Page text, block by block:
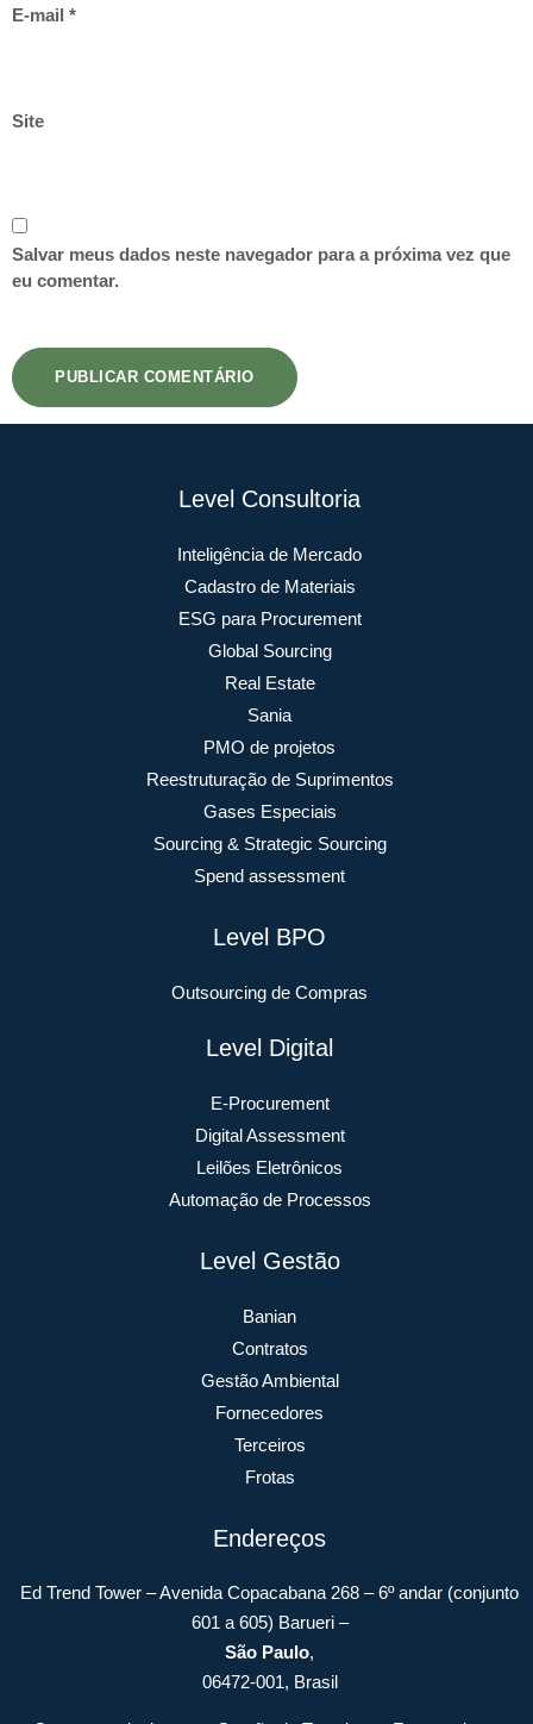
E-mail *
Site
Salvar meus dados neste navegador para a próxima vez que
eu comentar.
Level Consultoria
Inteligência de Mercado
Cadastro de Materiais
ESG para Procurement
Global Sourcing
Real Estate
Sania
PMO de projetos
Reestruturação de Suprimentos
Gases Especiais
Sourcing & Strategic Sourcing
Spend assessment
Level BPO
Outsourcing de Compras
Level Digital
E-Procurement
Digital Assessment
Leilões Eletrônicos
Automação de Processos
Level Gestão
Banian
Contratos
Gestão Ambiental
Fornecedores
Terceiros
Frotas
Endereços
Ed Trend Tower – Avenida Copacabana 268 – 6º andar (conjunto
601 a 605) Barueri –
São Paulo,
06472-001, Brasil